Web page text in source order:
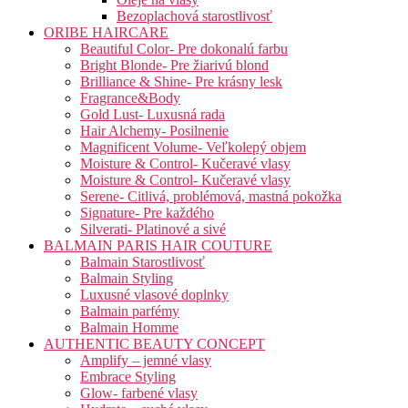
Bezoplachová starostlivosť
ORIBE HAIRCARE
Beautiful Color- Pre dokonalú farbu
Bright Blonde- Pre žiarivú blond
Brilliance & Shine- Pre krásny lesk
Fragrance&Body
Gold Lust- Luxusná rada
Hair Alchemy- Posilnenie
Magnificent Volume- Veľkolepý objem
Moisture & Control- Kučeravé vlasy
Moisture & Control- Kučeravé vlasy
Serene- Citlivá, problémová, mastná pokožka
Signature- Pre každého
Silverati- Platinové a sivé
BALMAIN PARIS HAIR COUTURE
Balmain Starostlivosť
Balmain Styling
Luxusné vlasové doplnky
Balmain parfémy
Balmain Homme
AUTHENTIC BEAUTY CONCEPT
Amplify – jemné vlasy
Embrace Styling
Glow- farbené vlasy